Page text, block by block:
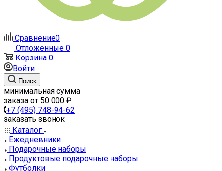
Сравнение0
Отложенные 0
Корзина 0
Войти
Поиск
минимальная сумма
заказа от 50 000 ₽
+7 (495) 748-94-62
заказать звонок
Каталог
Ежедневники
Подарочные наборы
Продуктовые подарочные наборы
Футболки